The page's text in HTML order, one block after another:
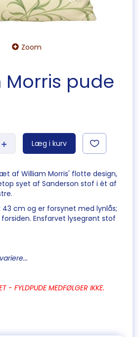
Zoom
Morris pude
Læg i kurv
af William Morris' flotte design,
syet af Sanderson stof i ét af
43 cm og er forsynet med lynlås;
Ensfarvet lysegrønt stof
- FYLDPUDE MEDFØLGER IKKE.